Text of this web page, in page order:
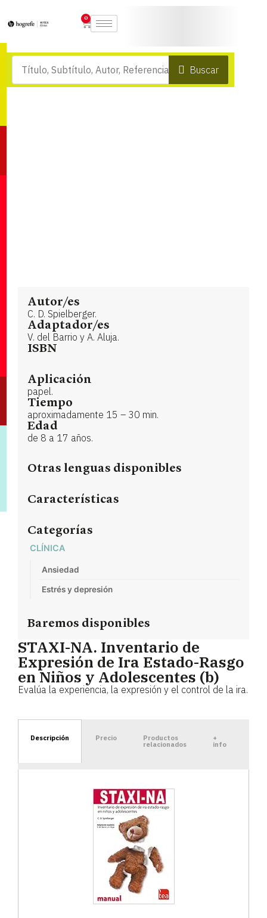
0
Buscar
Autor/es
C. D. Spielberger.
Adaptador/es
V. del Barrio y A. Aluja.
ISBN
Aplicación
papel.
Tiempo
aproximadamente 15 – 30 min.
Edad
de 8 a 17 años.
Otras lenguas disponibles
Características
Categorías
CLÍNICA
Ansiedad
Estrés y depresión
Baremos disponibles
STAXI-NA. Inventario de
Expresión de Ira Estado-Rasgo
en Niños y Adolescentes (b)
Evalúa la experiencia, la expresión y el control de la ira.
Descripción Precio Productos
relacionados
+
info